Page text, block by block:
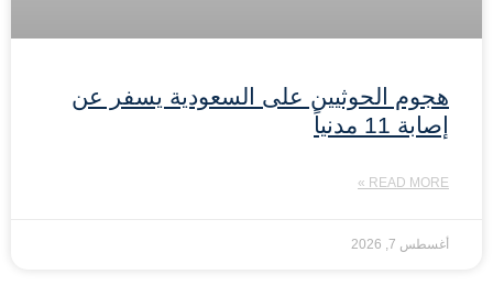
هجوم الحوثيين على السعودية يسفر عن
إصابة 11 مدنياً
READ MORE »
أغسطس 7, 2026